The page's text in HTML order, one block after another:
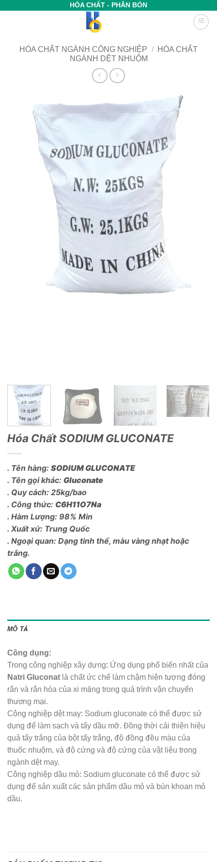
HÓA CHẤT - PHÂN BÓN
HÓA CHẤT NGÀNH CÔNG NGHIỆP /
HÓA CHẤT
NGÀNH DỆT NHUỘM
Hóa Chất SODIUM GLUCONATE
. Tên hàng: SODIUM GLUCONATE
. Tên gọi khác: Gluconate
. Quy cách: 25kg/bao
. Công thức: C6H11O7Na
. Hàm Lượng: 98% Min
. Xuất xứ: Trung Quốc
. Ngoại quan: Dạng tinh thể, màu vàng nhạt hoặc
trắng.
MÔ TẢ
Công dụng:
Trong công nghiệp xây dựng: Ứng dụng phổ biến nhất của
Natri Gluconat là chất ức chế làm chậm hiện tượng đóng
rắn và rắn hóa của xi măng trong quá trình vận chuyển
thương mại.
Công nghiệp dệt may: Sodium gluconate có thể được sử
dụng để làm sạch và tẩy dầu mỡ. Đồng thời cải thiện hiệu
quả tẩy trắng của bột tẩy trắng, độ đồng đều màu của
thuốc nhuộm, và độ cứng và độ cứng của vật liệu trong
ngành dệt may.
Công nghiệp dầu mỏ: Sodium gluconate có thể được sử
dụng để sản xuất các sản phẩm dầu mỏ và bùn khoan mỏ
dầu.